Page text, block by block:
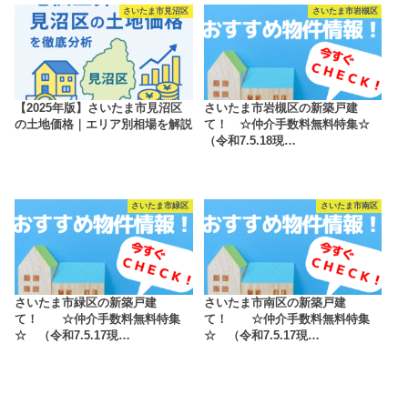
さいたま市見沼区
【2025年版】さいたま市見沼区
の土地価格｜エリア別相場を解説
さいたま市岩槻区
さいたま市岩槻区の新築戸建
て！ ☆仲介手数料無料特集☆
（令和7.5.18現…
さいたま市緑区
さいたま市緑区の新築戸建
て！ ☆仲介手数料無料特集
☆ （令和7.5.17現…
さいたま市南区
さいたま市南区の新築戸建
て！ ☆仲介手数料無料特集
☆ （令和7.5.17現…